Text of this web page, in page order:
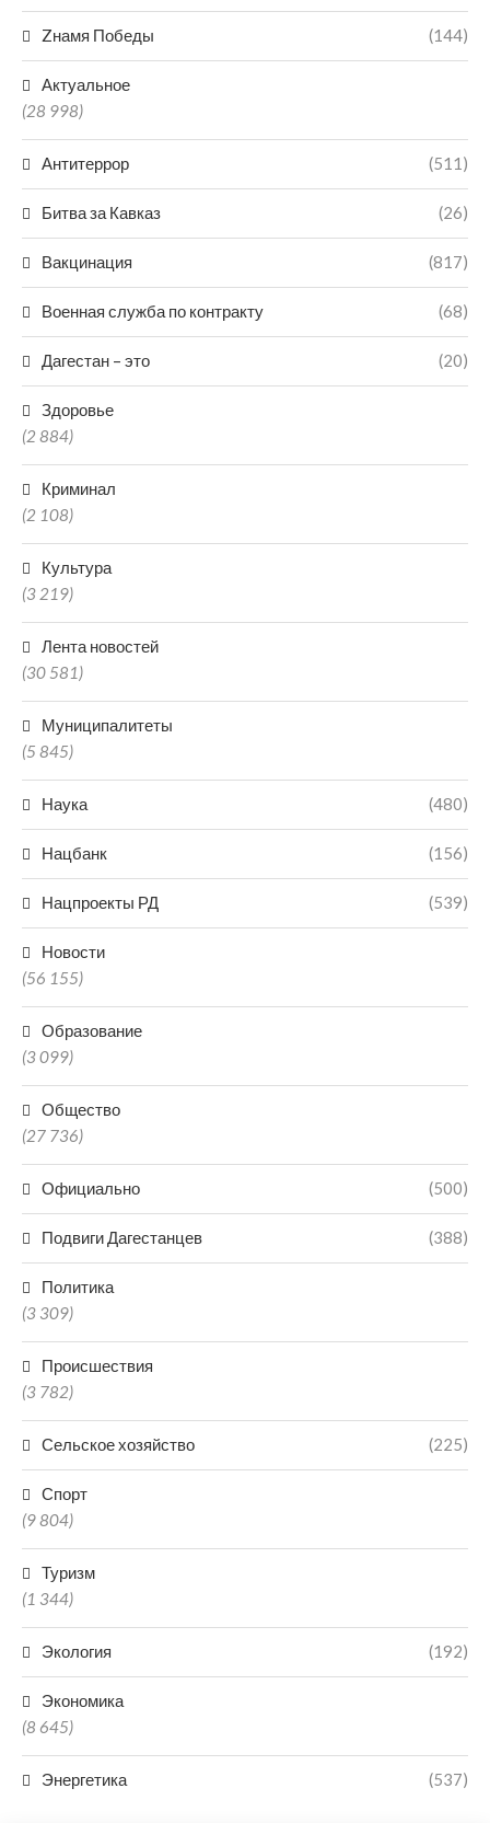
Zнамя Победы (144)
Актуальное
(28 998)
Антитеррор (511)
Битва за Кавказ (26)
Вакцинация (817)
Военная служба по контракту (68)
Дагестан – это (20)
Здоровье
(2 884)
Криминал
(2 108)
Культура
(3 219)
Лента новостей
(30 581)
Муниципалитеты
(5 845)
Наука (480)
Нацбанк (156)
Нацпроекты РД (539)
Новости
(56 155)
Образование
(3 099)
Общество
(27 736)
Официально (500)
Подвиги Дагестанцев (388)
Политика
(3 309)
Происшествия
(3 782)
Сельское хозяйство (225)
Спорт
(9 804)
Туризм
(1 344)
Экология (192)
Экономика
(8 645)
Энергетика (537)